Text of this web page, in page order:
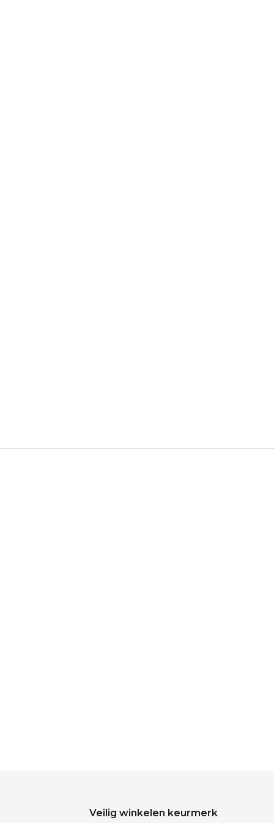
Veilig winkelen keurmerk